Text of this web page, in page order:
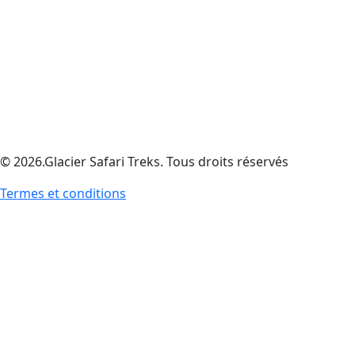
© 2026.Glacier Safari Treks. Tous droits réservés
Termes et conditions